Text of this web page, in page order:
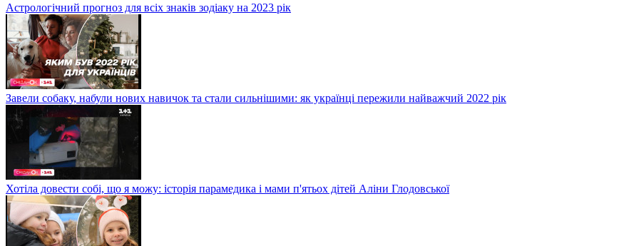
Астрологічний прогноз для всіх знаків зодіаку на 2023 рік
Завели собаку, набули нових навичок та стали сильнішими: як українці пережили найважчий 2022 рік
Хотіла довести собі, що я можу: історія парамедика і мами п'ятьох дітей Аліни Глодовської